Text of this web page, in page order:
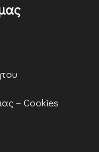
– Cookies